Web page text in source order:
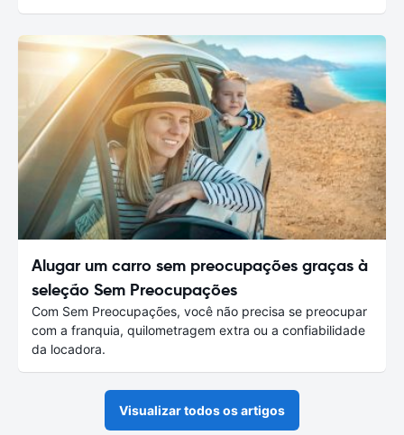
Alugar um carro sem preocupações graças à
seleção Sem Preocupações
Com Sem Preocupações, você não precisa se preocupar
com a franquia, quilometragem extra ou a confiabilidade
da locadora.
Visualizar todos os artigos